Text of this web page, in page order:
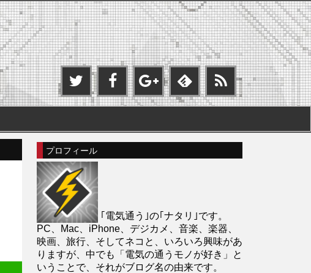
プロフィール
｢電気通う｣の｢ナタリ｣です。
PC、Mac、iPhone、デジカメ、音楽、楽器、
映画、旅行、そしてネコと、いろいろ興味があ
りますが、中でも「電気の通うモノが好き」と
いうことで、それがブログ名の由来です。